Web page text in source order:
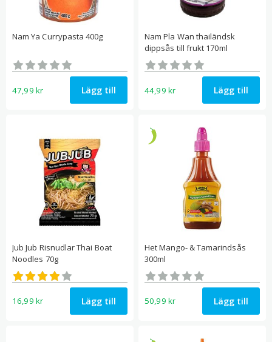
Nam Ya Currypasta 400g
Betygsatt
0
av 5
47,99 kr Lägg till
Nam Pla Wan thailändsk
dippsås till frukt 170ml
Betygsatt
0
av 5
44,99 kr Lägg till
Jub Jub Risnudlar Thai Boat
Noodles 70g
Betygsatt
4.00
av 5
16,99 kr Lägg till
Het Mango- & Tamarindsås
300ml
Betygsatt
0
av 5
50,99 kr Lägg till